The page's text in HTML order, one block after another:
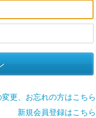
更、お忘れの方はこちら
新規会員登録はこちら